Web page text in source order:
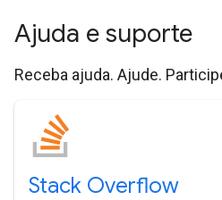
Ajuda e suporte
Receba ajuda. Ajude.
Stack Overflow